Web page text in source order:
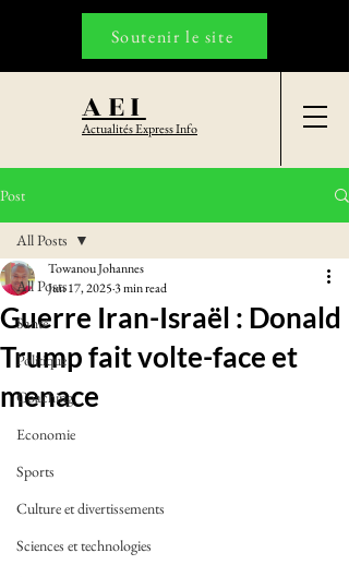
AEI
Actualités Express Info
Soutenir le site
Post
All Posts
Santé
Politique
Coaching
Economie
Sports
Culture et divertissements
Sciences et technologies
All Posts
Guerre Iran-Israël : Donald
Trump fait volte-face et
menace
Towanou Johannes
Jun 17, 20253 min read